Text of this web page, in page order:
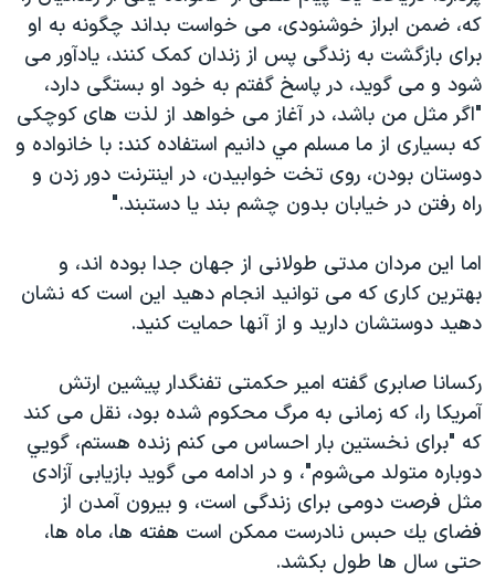
همایش محافظه‌کاران آمریکا «سی‌پک»
صفحه‌های ویژه
سفر پرزیدنت ترامپ به چین
كه، ضمن ابراز خوشنودى، مى خواست بداند چگونه به او
براى بازگشت به زندگى پس از زندان كمک كنند، يادآور مى
شود و مى گويد، در پاسخ گفتم به خود او بستگى دارد،
"اگر مثل من باشد، در آغاز مى خواهد از لذت هاى كوچكى
كه بسيارى از ما مسلم مي دانيم استفاده كند: با خانواده و
دوستان بودن، روى تخت خوابيدن، در اينترنت دور زدن و
راه رفتن در خيابان بدون چشم بند يا دستبند."
اما اين مردان مدتى طولانى از جهان جدا بوده اند، و
بهترين كارى كه مى توانيد انجام دهيد اين است كه نشان
دهيد دوستشان داريد و از آنها حمايت كنيد.
ركسانا صابرى گفته امير حكمتى تفنگدار پیشین ارتش
آمریکا را، كه زمانى به مرگ محكوم شده بود، نقل مى كند
كه "براى نخستين بار احساس مى كنم زنده هستم، گويي
دوباره متولد مى‌شوم"، و در ادامه مى گويد بازيابى آزادى
مثل فرصت دومى براى زندگى است، و بيرون آمدن از
فضاى يك حبس نادرست ممكن است هفته ها، ماه ها،
حتى سال ها طول بكشد.